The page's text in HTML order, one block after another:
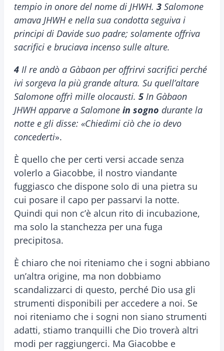
tempio in onore del nome di JHWH. 3 Salomone
amava JHWH e nella sua condotta seguiva i
principi di Davide suo padre; solamente offriva
sacrifici e bruciava incenso sulle alture.
4 Il re andò a Gàbaon per offrirvi sacrifici perché
ivi sorgeva la più grande altura. Su quell’altare
Salomone offrì mille olocausti. 5 In Gàbaon
JHWH apparve a Salomone in sogno durante la
notte e gli disse: «Chiedimi ciò che io devo
concederti».
È quello che per certi versi accade senza
volerlo a Giacobbe, il nostro viandante
fuggiasco che dispone solo di una pietra su
cui posare il capo per passarvi la notte.
Quindi qui non c’è alcun rito di incubazione,
ma solo la stanchezza per una fuga
precipitosa.
È chiaro che noi riteniamo che i sogni abbiano
un’altra origine, ma non dobbiamo
scandalizzarci di questo, perché Dio usa gli
strumenti disponibili per accedere a noi. Se
noi riteniamo che i sogni non siano strumenti
adatti, stiamo tranquilli che Dio troverà altri
modi per raggiungerci. Ma Giacobbe e